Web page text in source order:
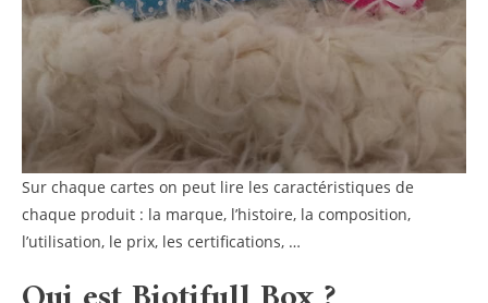
Sur chaque cartes on peut lire les caractéristiques de
chaque produit : la marque, l’histoire, la composition,
l’utilisation, le prix, les certifications, …